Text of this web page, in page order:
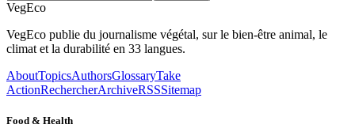
VegEco
VegEco publie du journalisme végétal, sur le bien-être animal, le
climat et la durabilité en 33 langues.
AboutTopicsAuthorsGlossaryTake
ActionRechercherArchiveRSSSitemap
Food & Health